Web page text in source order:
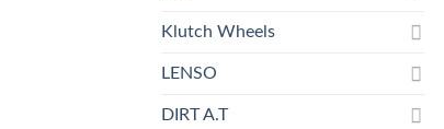
Klutch Wheels
LENSO
DIRT A.T